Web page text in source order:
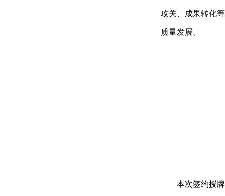
攻关、成果转化
质量发展。
本次签约授